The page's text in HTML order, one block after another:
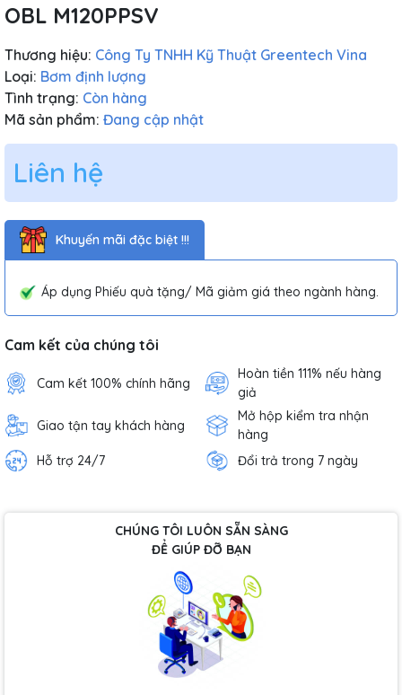
OBL M120PPSV
Thương hiệu: Công Ty TNHH Kỹ Thuật Greentech Vina
Loại: Bơm định lượng
Tình trạng: Còn hàng
Mã sản phẩm: Đang cập nhật
Liên hệ
Khuyến mãi đặc biệt !!!
Áp dụng Phiếu quà tặng/ Mã giảm giá theo ngành hàng.
Cam kết của chúng tôi
Cam kết 100% chính hãng
Hoàn tiền 111% nếu hàng
giả
Giao tận tay khách hàng
Mở hộp kiểm tra nhận
hàng
Hỗ trợ 24/7
Đổi trả trong 7 ngày
CHÚNG TÔI LUÔN SẴN SÀNG
ĐỂ GIÚP ĐỠ BẠN